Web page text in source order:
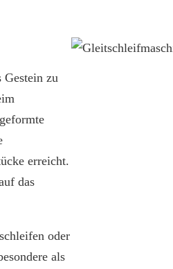
zu
erreicht.
das
oder
als